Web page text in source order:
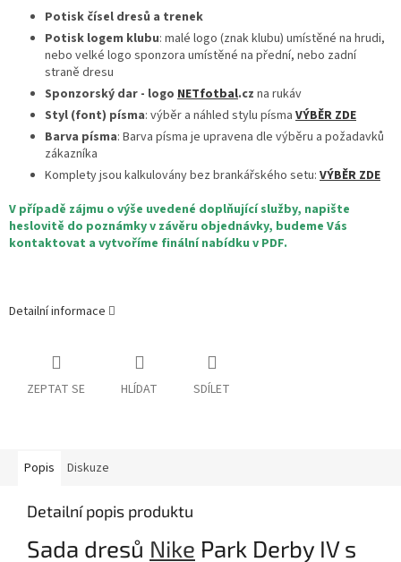
Potisk čísel dresů a trenek
Potisk logem klubu: malé logo (znak klubu) umístěné na hrudi,
nebo velké logo sponzora umístěné na přední, nebo zadní
straně dresu
Sponzorský dar - logo NETfotbal.cz na rukáv
Styl (font) písma: výběr a náhled stylu písma VÝBĚR ZDE
Barva písma: Barva písma je upravena dle výběru a požadavků
zákazníka
Komplety jsou kalkulovány bez brankářského setu: VÝBĚR ZDE
V případě zájmu o výše uvedené doplňující služby, napište
heslovitě do poznámky v závěru objednávky, budeme Vás
kontaktovat a vytvoříme finální nabídku v PDF.
Detailní informace
ZEPTAT SE HLÍDAT SDÍLET
Popis Diskuze
Detailní popis produktu
Sada dresů Nike Park Derby IV s